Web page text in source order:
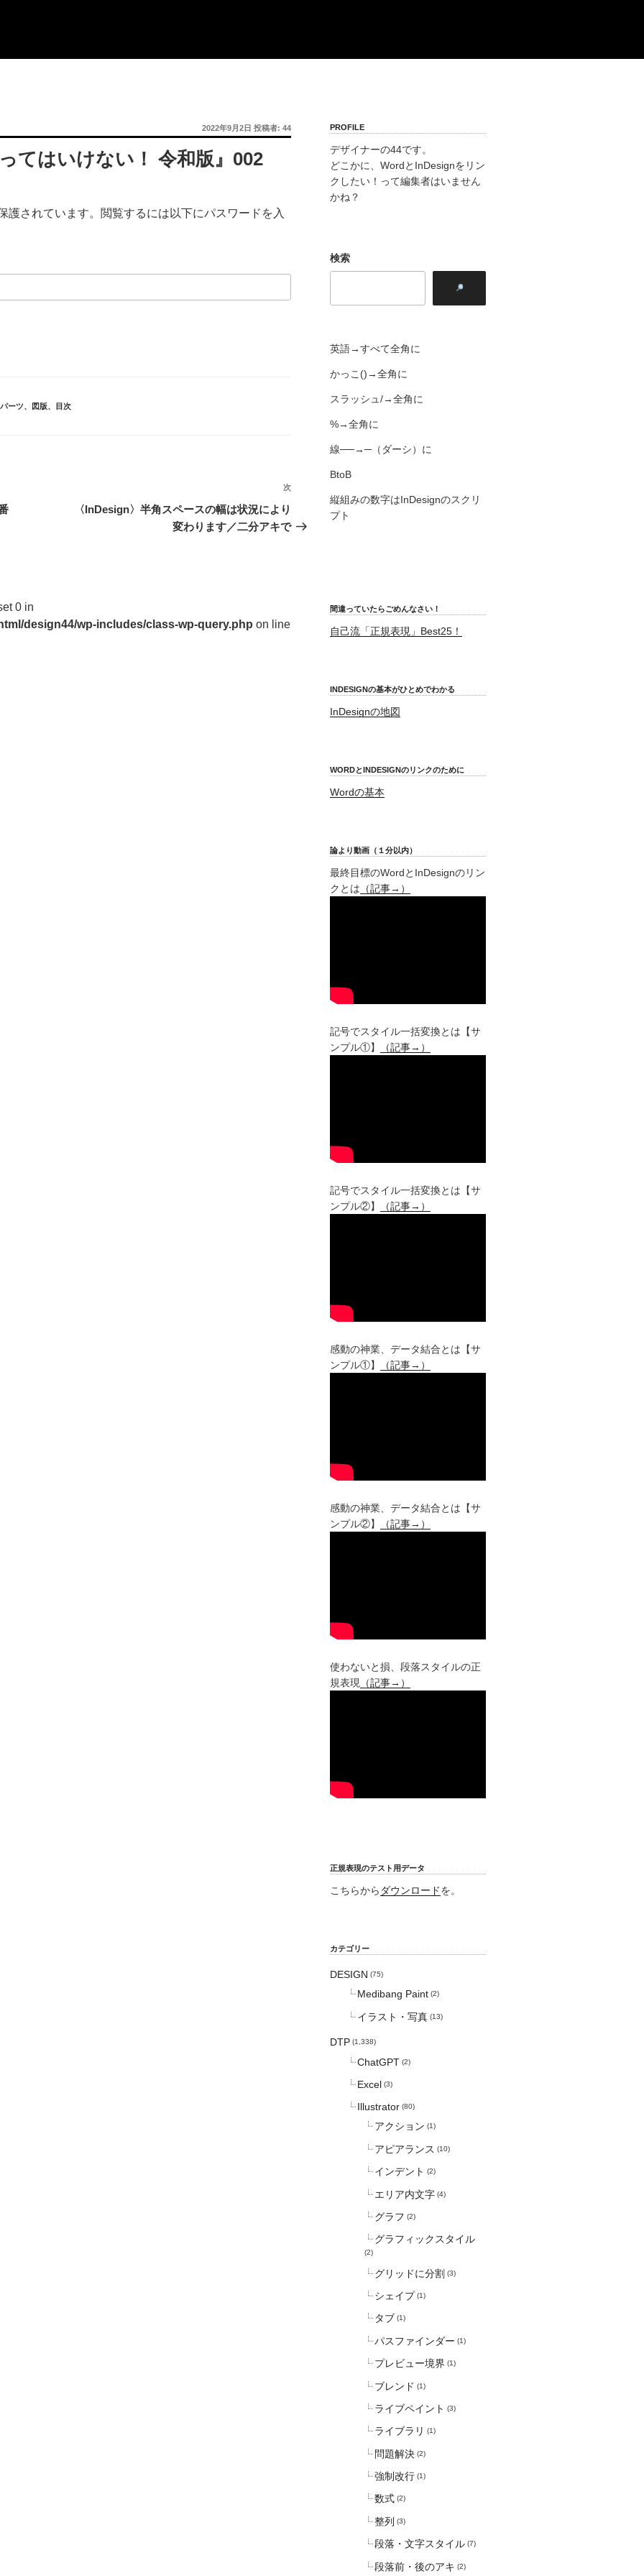
投
稿
日:
2022年9月2日 投稿者: 44
てはいけない！ 令和版』002
護されています。閲覧するには以下にパスワードを入
ーツ、 図版、 目次
次
投
次
〈InDesign〉半角スペースの幅は状況により
変わります／二分アキで
0 in
design44/wp-includes/class-wp-query.php on line
PROFILE
デザイナーの44です。
どこかに、WordとInDesignをリン
クしたい！って編集者はいません
かね？
検索
英語→すべて全角に
かっこ()→全角に
スラッシュ/→全角に
%→全角に
線──→─（ダーシ）に
BtoB
縦組みの数字はInDesignのスクリ
プト
間違っていたらごめんなさい！
自己流「正規表現」Best25！
INDESIGNの基本がひとめでわかる
InDesignの地図
WORDとINDESIGNのリンクのために
Wordの基本
論より動画（１分以内）
最終目標のWordとInDesignのリン
クとは （記事→）
記号でスタイル一括変換とは【サ
ンプル①】
（記事→）
記号でスタイル一括変換とは【サ
ンプル②】
（記事→）
感動の神業、データ結合とは【サ
ンプル①】
（記事→）
感動の神業、データ結合とは【サ
ンプル②】
（記事→）
使わないと損、段落スタイルの正
規表現
（記事→）
正規表現のテスト用データ
こちらから ダウンロードを。
カテゴリー
DESIGN (75)
Medibang Paint (2)
イラスト・写真 (13)
DTP (1,338)
ChatGPT (2)
Excel (3)
Illustrator (80)
アクション (1)
アピアランス (10)
インデント (2)
エリア内文字 (4)
グラフ (2)
グラフィックスタイル
(2)
グリッドに分割 (3)
シェイプ (1)
タブ (1)
パスファインダー (1)
プレビュー境界 (1)
ブレンド (1)
ライブペイント (3)
ライブラリ (1)
問題解決 (2)
強制改行 (1)
数式 (2)
整列 (3)
段落・文字スタイル (7)
段落前・後のアキ (2)